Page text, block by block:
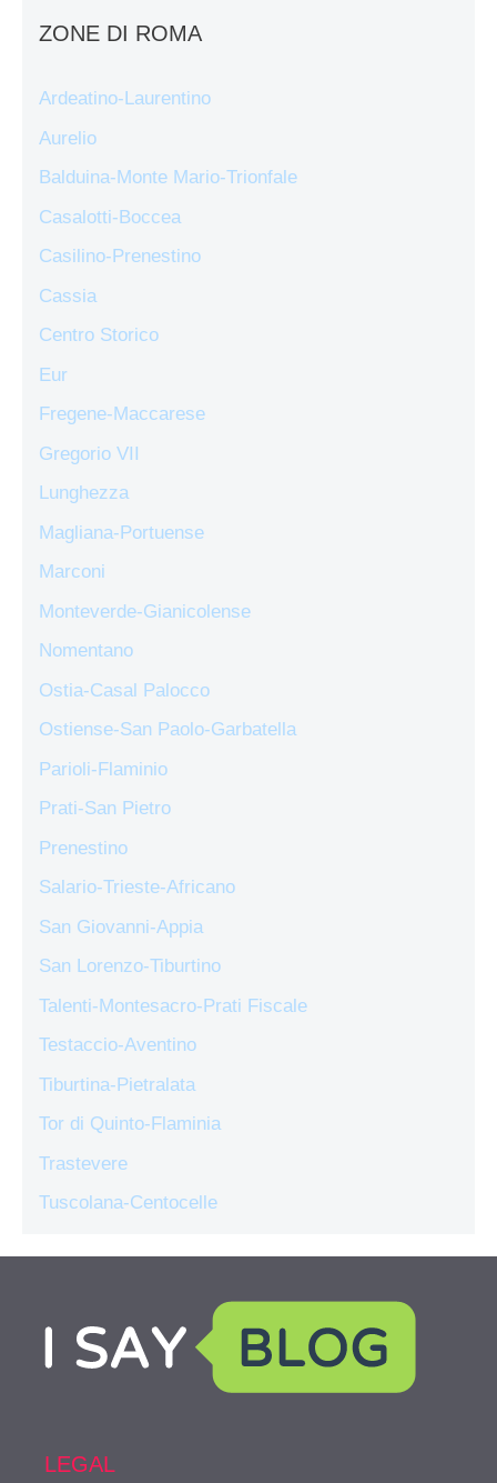
ZONE DI ROMA
Ardeatino-Laurentino
Aurelio
Balduina-Monte Mario-Trionfale
Casalotti-Boccea
Casilino-Prenestino
Cassia
Centro Storico
Eur
Fregene-Maccarese
Gregorio VII
Lunghezza
Magliana-Portuense
Marconi
Monteverde-Gianicolense
Nomentano
Ostia-Casal Palocco
Ostiense-San Paolo-Garbatella
Parioli-Flaminio
Prati-San Pietro
Prenestino
Salario-Trieste-Africano
San Giovanni-Appia
San Lorenzo-Tiburtino
Talenti-Montesacro-Prati Fiscale
Testaccio-Aventino
Tiburtina-Pietralata
Tor di Quinto-Flaminia
Trastevere
Tuscolana-Centocelle
LEGAL